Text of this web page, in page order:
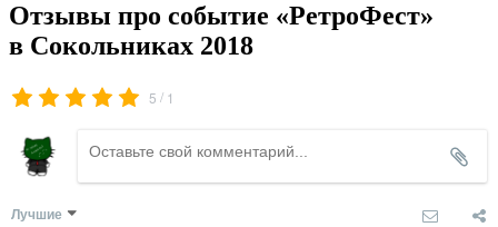
Отзывы про событие «РетроФест»
в Сокольниках 2018
5 / 1
Лучшие